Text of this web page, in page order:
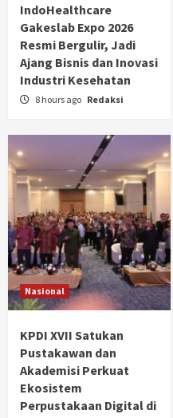
IndoHealthcare
Gakeslab Expo 2026
Resmi Bergulir, Jadi
Ajang Bisnis dan Inovasi
Industri Kesehatan
8 hours ago Redaksi
Nasional
KPDI XVII Satukan
Pustakawan dan
Akademisi Perkuat
Ekosistem
Perpustakaan Digital di